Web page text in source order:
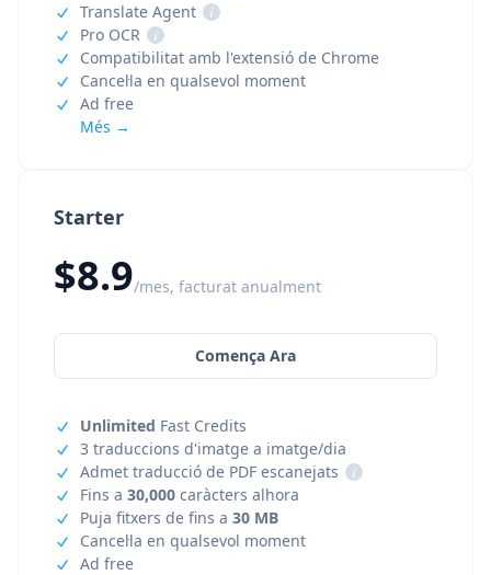
Starter
$8.9/mes, facturat anualment
Comença Ara
Unlimited Fast Credits
3 traduccions d'imatge a imatge/dia
Admet traducció de PDF escanejats
i
Fins a 30,000 caràcters alhora
Puja fitxers de fins a 30 MB
Cancel·la en qualsevol moment
Ad free
Translate Agent
i
Pro OCR
i
Compatibilitat amb l'extensió de Chrome
Cancel·la en qualsevol moment
Ad free
Més →